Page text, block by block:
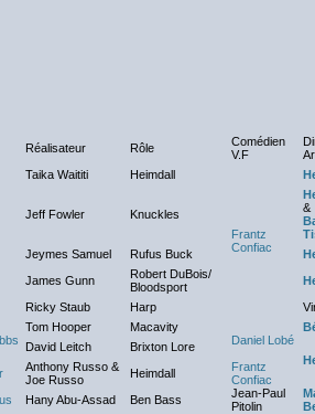
Réalisateur Rôle
Comédien
V.F
Taika Waititi Heimdall
Frantz
Confiac
Jeff Fowler Knuckles
&
Jeymes Samuel Rufus Buck
James Gunn
Robert DuBois/
Bloodsport
Ricky Staub Harp
Tom Hooper
Macavity
Daniel Lobé
David Leitch
Brixton Lore
Anthony Russo &
Joe Russo
Heimdall
Frantz
Confiac
Hany Abu-Assad Ben Bass
Jean-Paul
Pitolin